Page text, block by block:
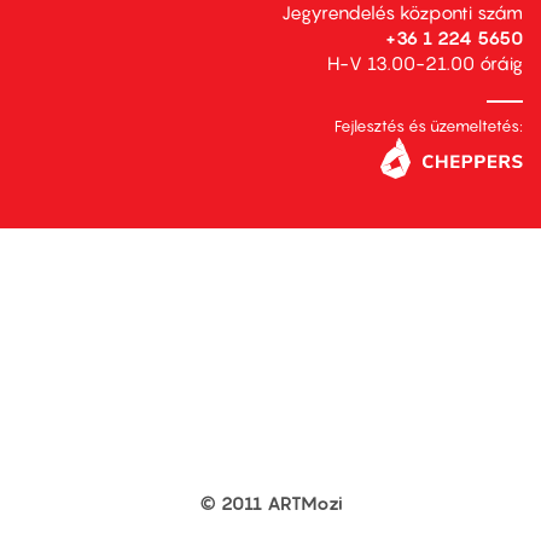
Jegyrendelés központi szám
+36 1 224 5650
H-V 13.00-21.00 óráig
Fejlesztés és üzemeltetés:
© 2011 ARTMozi